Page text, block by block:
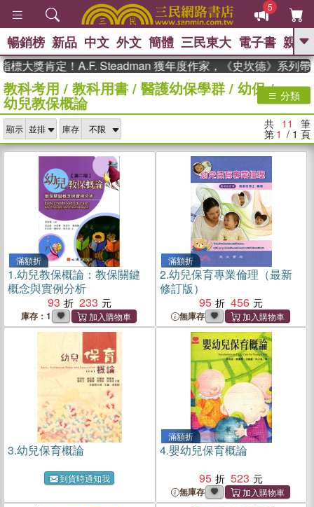
5
GO
熱搜： 東野圭吾 、 高希均教授回憶錄
、 、 、 如果歷
史是一群喵 、 暑期推薦 、 國際布克
台灣的李
登輝時代 、 數學女孩：黎曼猜想 、
偉大的迷走神經
暢銷榜 新品 中文 外文 簡體 三民東大 電子書 親子
大獎肯定！A.F. Steadman 獲年度作家，《史坎德》系列帶你
教科考用 / 教科用書/ 醫護幼保學群/ 幼保/
幼兒教保概論 分類
顯示 庫存 共 11 筆
第 1 / 1 頁
滿額折
1.幼兒教保概論：教保關鍵
概念與實例分析
93
233
庫存：1
滿額折
2.幼兒保育專業倫理（最新
修訂版）
95
456
無庫存
3.幼兒保育概論
到貨時通知我
滿額折
4.嬰幼兒保育概論
95
523
無庫存